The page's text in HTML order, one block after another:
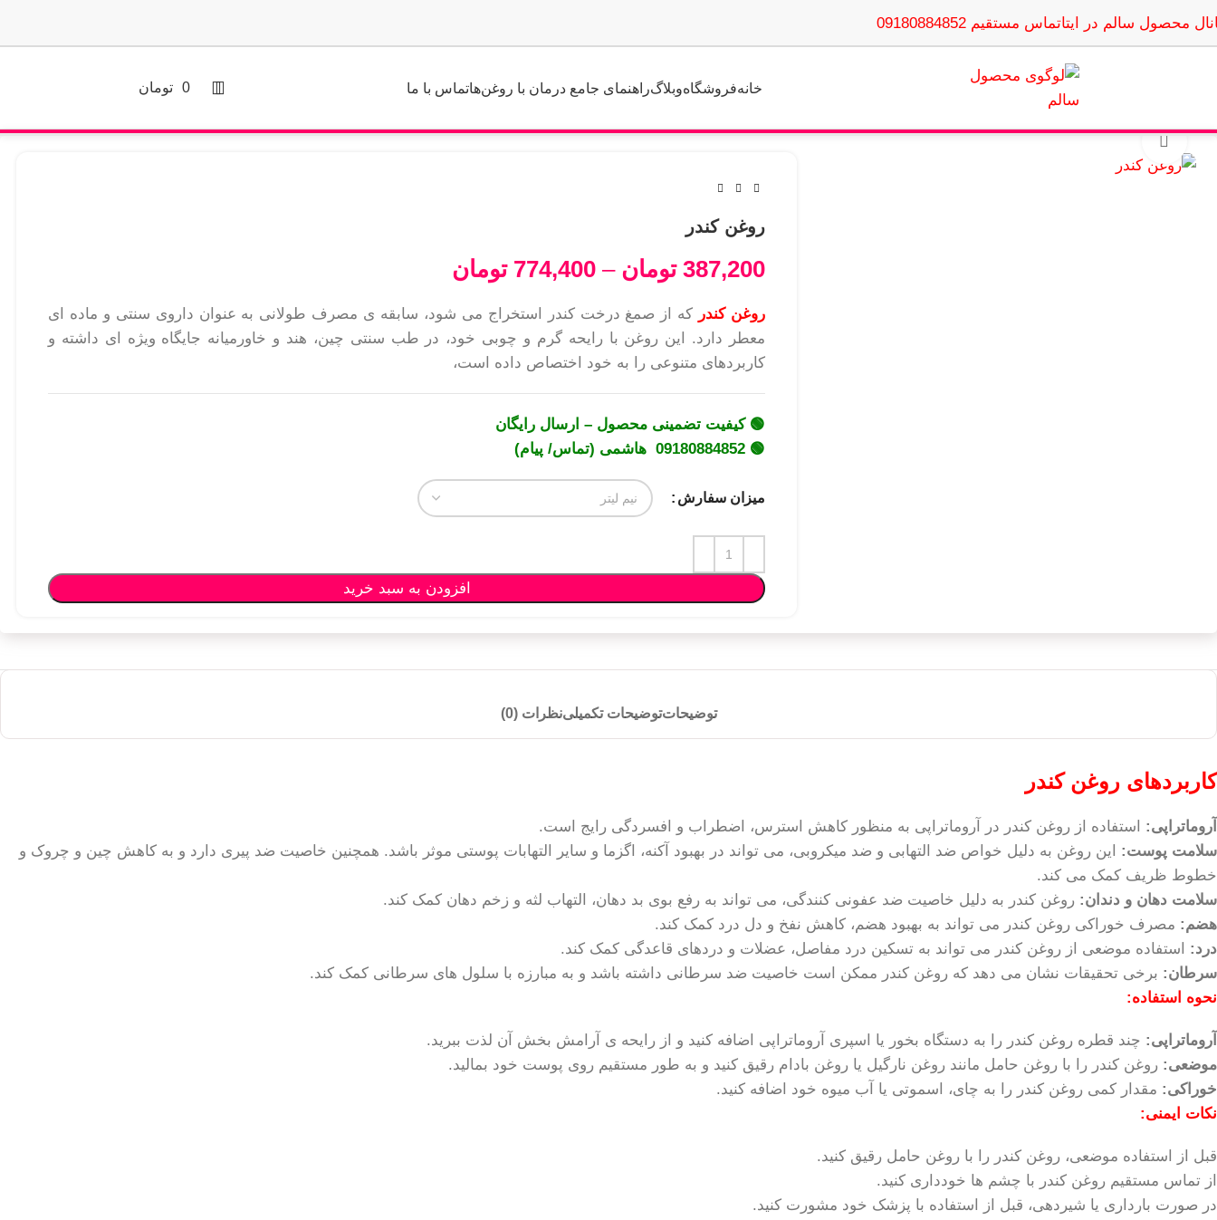
محصول سالم در ایتاتماس مستقیم 09180884852
خانهفروشگاهوبلاگراهنمای جامع درمان با روغن‌هاتماس با ما 0 تومان
روغن کندر
387,200 تومان –
774,400 تومان
روغن کندر که از صمغ درخت کندر استخراج می شود، سابقه ی مصرف طولانی به عنوان داروی سنتی و ماده ای
معطر دارد. این روغن با رایحه گرم و چوبی خود، در طب سنتی چین، هند و خاورمیانه جایگاه ویژه ای داشته و
کاربردهای متنوعی را به خود اختصاص داده است،
🟢 کیفیت تضمینی محصول – ارسال رایگان
🟢 09180884852 هاشمی (تماس/ پیام)
میزان سفارش
افزودن به سبد خرید
توضیحاتتوضیحات تکمیلینظرات (0)
کاربردهای روغن کندر
آروماتراپی: استفاده از روغن کندر در آروماتراپی به منظور کاهش استرس، اضطراب و افسردگی رایج است.
سلامت پوست: این روغن به دلیل خواص ضد التهابی و ضد میکروبی، می تواند در بهبود آکنه، اگزما و سایر التهابات پوستی موثر باشد. همچنین خاصیت ضد پیری دارد و به کاهش چین و چروک و
خطوط ظریف کمک می کند.
سلامت دهان و دندان: روغن کندر به دلیل خاصیت ضد عفونی کنندگی، می تواند به رفع بوی بد دهان، التهاب لثه و زخم دهان کمک کند.
هضم: مصرف خوراکی روغن کندر می تواند به بهبود هضم، کاهش نفخ و دل درد کمک کند.
درد: استفاده موضعی از روغن کندر می تواند به تسکین درد مفاصل، عضلات و دردهای قاعدگی کمک کند.
سرطان: برخی تحقیقات نشان می دهد که روغن کندر ممکن است خاصیت ضد سرطانی داشته باشد و به مبارزه با سلول های سرطانی کمک کند.
نحوه استفاده:
آروماتراپی: چند قطره روغن کندر را به دستگاه بخور یا اسپری آروماتراپی اضافه کنید و از رایحه ی آرامش بخش آن لذت ببرید.
موضعی: روغن کندر را با روغن حامل مانند روغن نارگیل یا روغن بادام رقیق کنید و به طور مستقیم روی پوست خود بمالید.
خوراکی: مقدار کمی روغن کندر را به چای، اسموتی یا آب میوه خود اضافه کنید.
نکات ایمنی:
قبل از استفاده موضعی، روغن کندر را با روغن حامل رقیق کنید.
از تماس مستقیم روغن کندر با چشم ها خودداری کنید.
در صورت بارداری یا شیردهی، قبل از استفاده با پزشک خود مشورت کنید.